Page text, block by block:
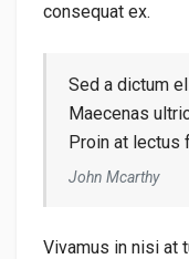
consequat ex.
Sed a dictum
Maecenas
Proin at lectus
John Mcarthy
Vivamus in nisi at